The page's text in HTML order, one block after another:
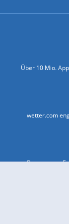
Über 10 Mio.
wetter.com
Bekannt aus